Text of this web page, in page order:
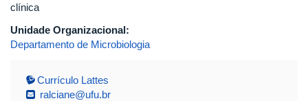
clínica
Unidade Organizacional:
Departamento de Microbiologia
Currículo Lattes
ralciane@ufu.br